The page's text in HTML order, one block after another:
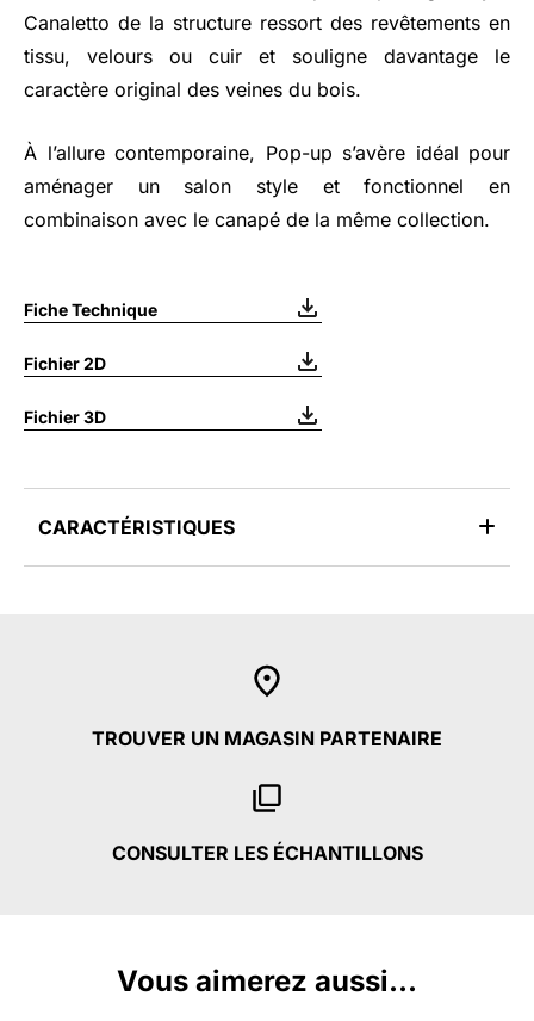
Canaletto de la structure ressort des revêtements en
tissu, velours ou cuir et souligne davantage le
caractère original des veines du bois.
À l’allure contemporaine, Pop-up s’avère idéal pour
aménager un salon style et fonctionnel en
combinaison avec le canapé de la même collection.
Fiche Technique
Fichier 2D
Fichier 3D
CARACTÉRISTIQUES
TROUVER UN MAGASIN PARTENAIRE
CONSULTER LES ÉCHANTILLONS
Vous aimerez aussi...